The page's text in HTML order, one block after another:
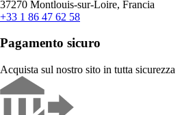
37270 Montlouis-sur-Loire, Francia
+33 1 86 47 62 58
Pagamento sicuro
Acquista sul nostro sito in tutta sicurezza